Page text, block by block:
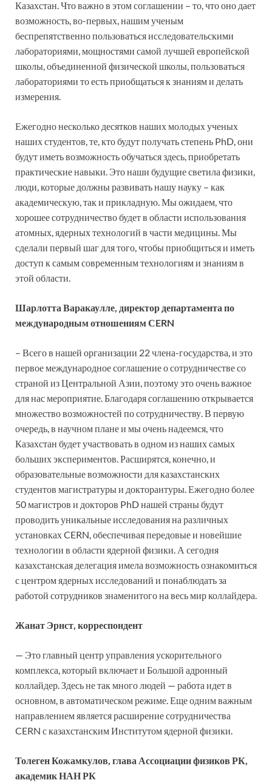
Казахстан. Что важно в этом соглашении – то, что оно дает
возможность, во-первых, нашим ученым
беспрепятственно пользоваться исследовательскими
лабораториями, мощностями самой лучшей европейской
школы, объединенной физической школы, пользоваться
лабораториями то есть приобщаться к знаниям и делать
измерения.
Ежегодно несколько десятков наших молодых ученых
наших студентов, те, кто будут получать степень PhD, они
будут иметь возможность обучаться здесь, приобретать
практические навыки. Это наши будущие светила физики,
люди, которые должны развивать нашу науку – как
академическую, так и прикладную. Мы ожидаем, что
хорошее сотрудничество будет в области использования
атомных, ядерных технологий в части медицины. Мы
сделали первый шаг для того, чтобы приобщиться и иметь
доступ к самым современным технологиям и знаниям в
этой области.
Шарлотта Варакаулле, директор департамента по
международным отношениям СERN
– Всего в нашей организации 22 члена-государства, и это
первое международное соглашение о сотрудничестве со
страной из Центральной Азии, поэтому это очень важное
для нас мероприятие. Благодаря соглашению открывается
множество возможностей по сотрудничеству. В первую
очередь, в научном плане и мы очень надеемся, что
Казахстан будет участвовать в одном из наших самых
больших экспериментов. Расширятся, конечно, и
образовательные возможности для казахстанских
студентов магистратуры и докторантуры. Ежегодно более
50 магистров и докторов PhD нашей страны будут
проводить уникальные исследования на различных
установках CERN, обеспечивая передовые и новейшие
технологии в области ядерной физики. А сегодня
казахстанская делегация имела возможность ознакомиться
с центром ядерных исследований и понаблюдать за
работой сотрудников знаменитого на весь мир коллайдера.
Жанат Эрнст, корреспондент
— Это главный центр управления ускорительного
комплекса, который включает и Большой адронный
коллайдер. Здесь не так много людей — работа идет в
основном, в автоматическом режиме. Еще одним важным
направлением является расширение сотрудничества
CERN с казахстанским Институтом ядерной физики.
Толеген Кожамкулов, глава Ассоциации физиков РК,
академик НАН РК